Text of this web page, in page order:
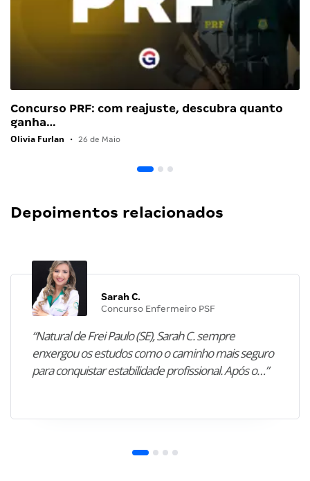
Concurso PRF: com reajuste, descubra quanto
ganha…
Olivia Furlan • 26 de Maio
Depoimentos relacionados
Sarah C.
Concurso Enfermeiro PSF
“Natural de Frei Paulo (SE), Sarah C. sempre
enxergou os estudos como o caminho mais seguro
para conquistar estabilidade profissional. Após o…”